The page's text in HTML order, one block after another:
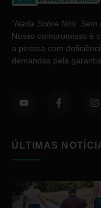
“Nada Sobre Nós. Sem
Nosso compromisso é
a pessoa com
demandas pela
ÚLTIMAS